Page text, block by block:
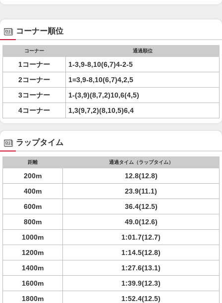
コーナー順位
コーナー 通過順位
1コーナー
1-3,9-8,10(6,7)4-2-5
2コーナー
1=3,9-8,10(6,7)4,2,5
3コーナー
1-(3,9)(8,7,2)10,6(4,5)
4コーナー
1,3(9,7,2)(8,10,5)6,4
ラップタイム
距離 通過タイム（ラップタイム）
200m
12.8(12.8)
400m
23.9(11.1)
600m
36.4(12.5)
800m
49.0(12.6)
1000m
1:01.7(12.7)
1200m
1:14.5(12.8)
1400m
1:27.6(13.1)
1600m
1:39.9(12.3)
1800m
1:52.4(12.5)